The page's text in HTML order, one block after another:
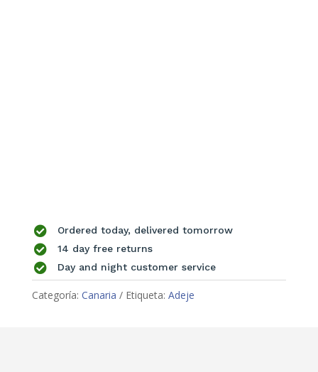
 Ordered today, delivered tomorrow
 14 day free returns
 Day and night customer service
Categoría: Canaria Etiqueta: Adeje